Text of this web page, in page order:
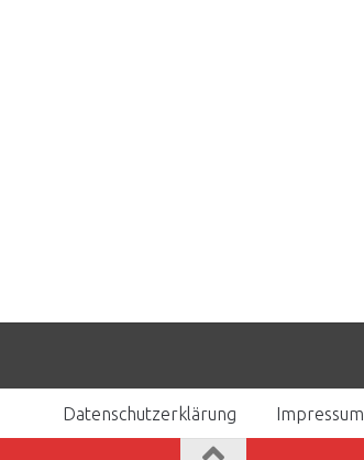
Datenschutzerklärung Impressum